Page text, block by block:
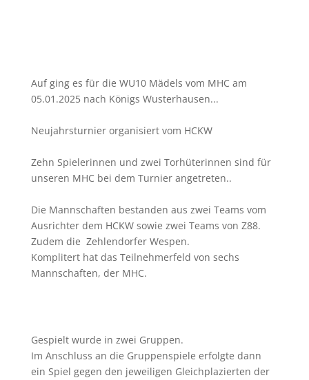
Auf ging es für die WU10 Mädels vom MHC am
05.01.2025 nach Königs Wusterhausen...
Neujahrsturnier organisiert vom HCKW
Zehn Spielerinnen und zwei Torhüterinnen sind für
unseren MHC bei dem Turnier angetreten..
Die Mannschaften bestanden aus zwei Teams vom
Ausrichter dem HCKW sowie zwei Teams von Z88.
Zudem die Zehlendorfer Wespen.
Komplitert hat das Teilnehmerfeld von sechs
Mannschaften, der MHC.
Gespielt wurde in zwei Gruppen.
Im Anschluss an die Gruppenspiele erfolgte dann
ein Spiel gegen den jeweiligen Gleichplazierten der